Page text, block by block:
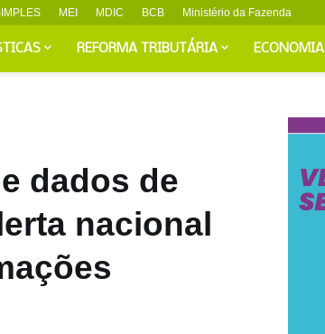
MEI MDIC BCB Ministério da Fazenda
REFORMA TRIBUTÁRIA ECONOMIA
dados de
nacional